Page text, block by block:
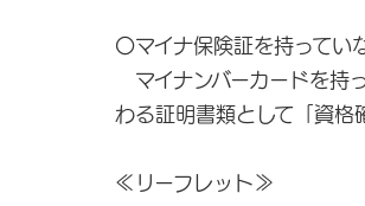
〇マイナ保険証を持ってい
マイナンバーカードを持
わる証明書類として「資格
≪リーフレット≫